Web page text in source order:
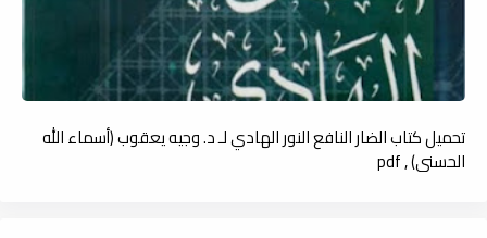
تحميل كتاب الضار النافع النور الهادي لـ د. وجيه يعقوب (أسماء الله
الحسنى) , pdf